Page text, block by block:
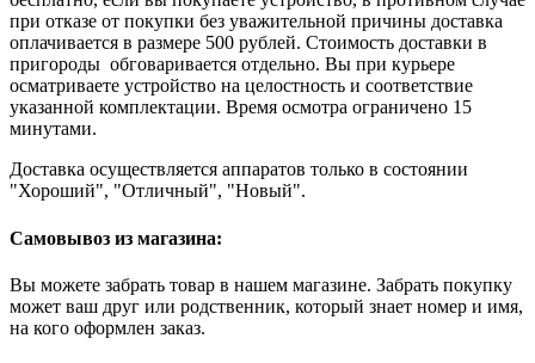
при отказе от покупки без уважительной причины доставка
оплачивается в размере 500 рублей. Стоимость доставки в
пригороды обговаривается отдельно. Вы при курьере
осматриваете устройство на целостность и соответствие
указанной комплектации. Время осмотра ограничено 15
минутами.
Доставка осуществляется аппаратов только в состоянии
"Хороший", "Отличный", "Новый".
Самовывоз из магазина:
Вы можете забрать товар в нашем магазине. Забрать покупку
может ваш друг или родственник, который знает номер и имя,
на кого оформлен заказ.